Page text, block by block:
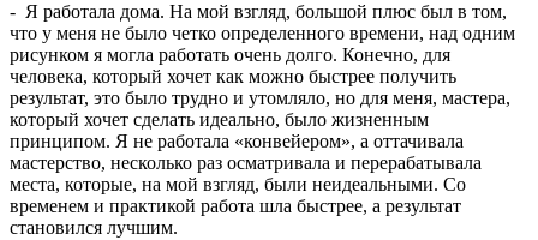
- Я работала дома. На мой взгляд, большой плюс был в том,
что у меня не было четко определенного времени, над одним
рисунком я могла работать очень долго. Конечно, для
человека, который хочет как можно быстрее получить
результат, это было трудно и утомляло, но для меня, мастера,
который хочет сделать идеально, было жизненным
принципом. Я не работала «конвейером», а оттачивала
мастерство, несколько раз осматривала и перерабатывала
места, которые, на мой взгляд, были неидеальными. Со
временем и практикой работа шла быстрее, а результат
становился лучшим.